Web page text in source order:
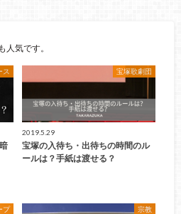
人気です。
ス 宝塚歌劇団
2019.5.29
宝塚の入待ち・出待ちの時間のル
ールは？手紙は渡せる？
プ 宗教